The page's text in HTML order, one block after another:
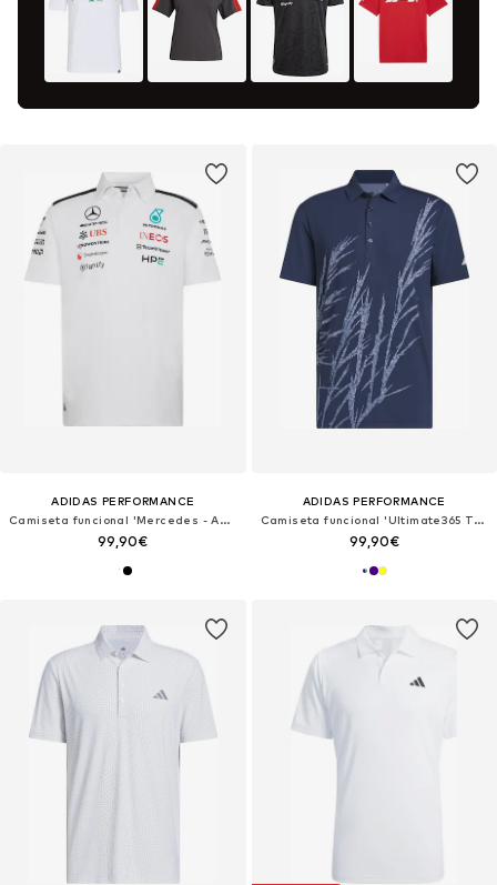
ADIDAS PERFORMANCE
Camiseta funcional 'Mercedes - Amg Petronas Formula 1 Team Engineers'
99,90€
ADIDAS PERFORMANCE
Camiseta funcional 'Ultimate365 Tour'
99,90€